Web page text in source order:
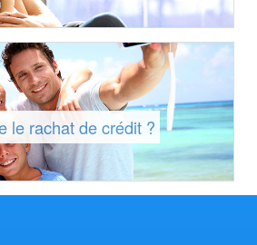
le rachat de crédit ?